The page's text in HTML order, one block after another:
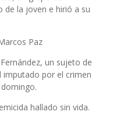
de la joven e hirió a su
Paz
un sujeto de
imputado por el crimen
hallado sin vida.